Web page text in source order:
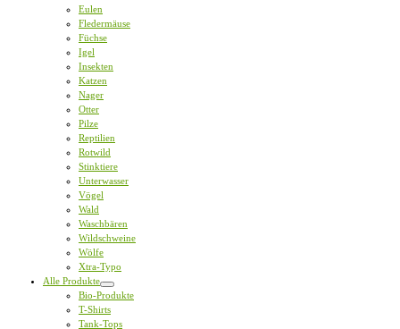
Eulen
Fledermäuse
Füchse
Igel
Insekten
Katzen
Nager
Otter
Pilze
Reptilien
Rotwild
Stinktiere
Unterwasser
Vögel
Wald
Waschbären
Wildschweine
Wölfe
Xtra-Typo
Alle Produkte
Bio-Produkte
T-Shirts
Tank-Tops